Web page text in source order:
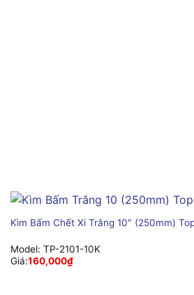
Kìm Bấm Chết Xi Trắng 10″ (250mm)
Model: TP-2101-10K
Giá:160,000₫